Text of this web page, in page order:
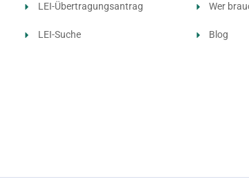
LEI-Übertragungsantrag
LEI-Suche
Wer
Blog